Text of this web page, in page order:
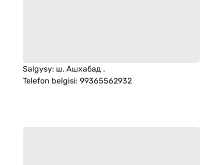
Salgysy: ш. Ашхабад .
Telefon belgisi: 99365562932